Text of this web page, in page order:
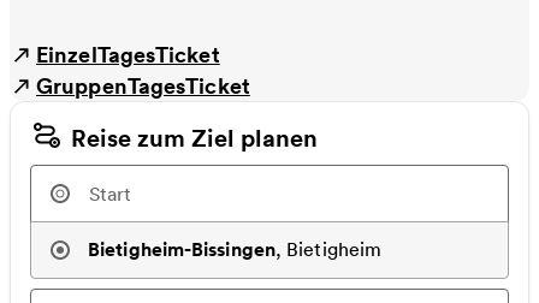
EinzelTagesTicket
GruppenTagesTicket
Reise zum Ziel planen
Bietigheim-Bissingen, Bietigheim